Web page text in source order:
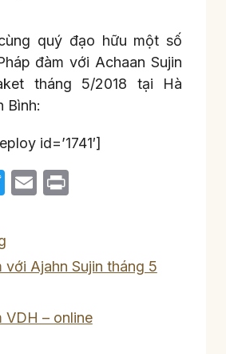
quý đạo hữu một số
đàm với Achaan Sujin
tháng 5/2018 tại Hà
Bình:
id=’1741′]
T
itt
er
E
với Ajahn Sujin tháng 5
VDH – online